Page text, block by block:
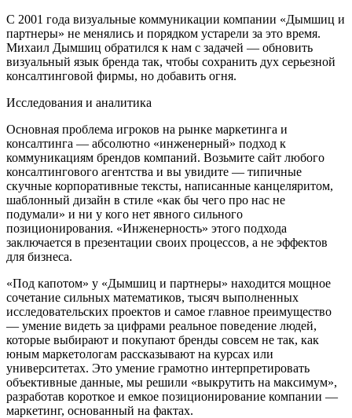
С 2001 года визуальные коммуникации компании «Дымшиц и
партнеры» не менялись и порядком устарели за это время.
Михаил Дымшиц обратился к нам с задачей — обновить
визуальный язык бренда так, чтобы сохранить дух серьезной
консалтинговой фирмы, но добавить огня.
Исследования и аналитика
Основная проблема игроков на рынке маркетинга и
консалтинга — абсолютно «инженерный» подход к
коммуникациям брендов компаний. Возьмите сайт любого
консалтингового агентства и вы увидите — типичные
скучные корпоративные тексты, написанные канцеляритом,
шаблонный дизайн в стиле «как бы чего про нас не
подумали» и ни у кого нет явного сильного
позиционирования. «Инженерность» этого подхода
заключается в презентации своих процессов, а не эффектов
для бизнеса.
«Под капотом» у «Дымшиц и партнеры» находится мощное
сочетание сильных математиков, тысяч выполненных
исследовательских проектов и самое главное преимущество
— умение видеть за цифрами реальное поведение людей,
которые выбирают и покупают бренды совсем не так, как
юным маркетологам рассказывают на курсах или
университетах. Это умение грамотно интерпретировать
объективные данные, мы решили «выкрутить на максимум»,
разработав короткое и емкое позиционирование компании —
маркетинг, основанный на фактах.